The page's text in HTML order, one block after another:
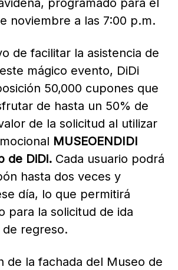
programado para el
noviembre a las 7:00 p.m.
de facilitar la asistencia de
mágico evento, DiDi
50,000 cupones que
de hasta un 50% de
de la solicitud al utilizar
MUSEOENDIDI
de DiDi. Cada usuario podrá
hasta dos veces y
día, lo que permitirá
para la solicitud de ida
regreso.
de la fachada del Museo de